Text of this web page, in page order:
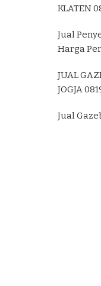
KLATEN
Jual
Harga
JUAL
JOGJA
Jual